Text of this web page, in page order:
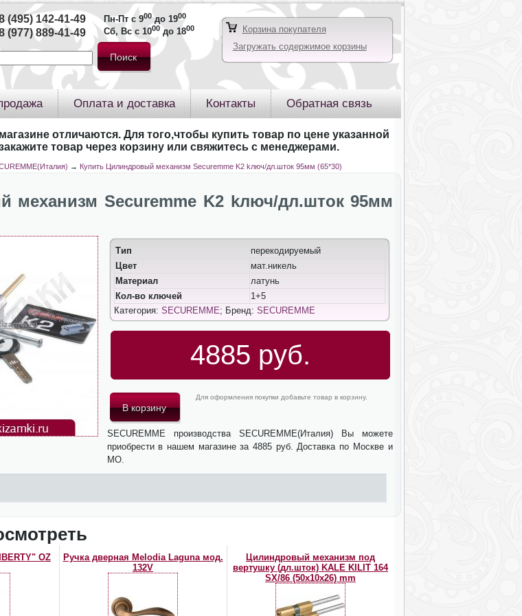
(495) 142-41-49
(977) 889-41-49
Пн-Пт с 900до 1900
Сб, Вс с 1000до 1800
Корзина покупателя
Загружать содержимое корзины
Оплата и доставка Контакты Обратная связь
отличаются. Для того,чтобы купить товар по цене указанной
товар через корзину или свяжитесь с менеджерами.
→ Купить Цилиндровый механизм Securemme K2 kлюч/дл.шток 95мм (65*30)
механизм Securemme K2 kлюч/дл.шток 95мм
Тип
перекодируемый
Цвет
мат.никель
Материал
латунь
Кол-во ключей
1+5
Категория: SECUREMME; Бренд: SECUREMME
4885 руб.
Для оформления покупки добавьте товар в корзину.
SECUREMME производства SECUREMME(Италия) Вы можете
приобрести в нашем магазине за 4885 руб. Доставка по Москве и
МО.
OZ
Ручка дверная Melodia Laguna мод.
132V
Цилиндровый механизм под
вертушку (дл.шток) KALE KILIT 164
SX/86 (50х10х26) mm